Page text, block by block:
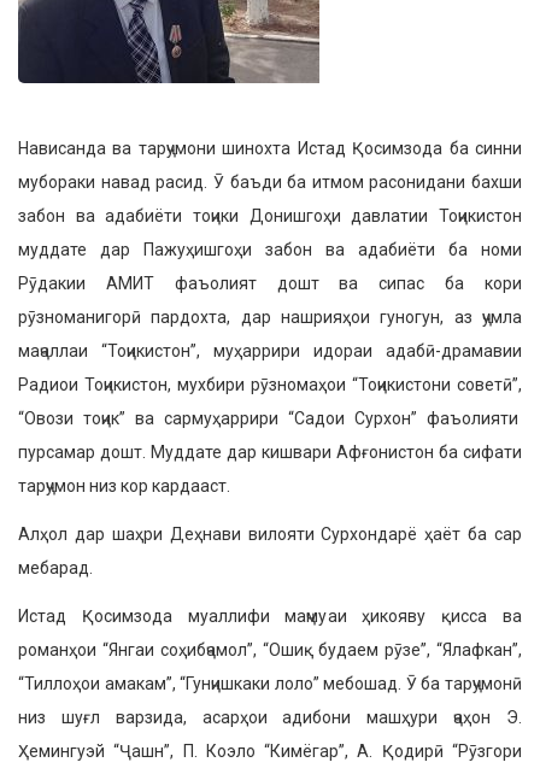
Нависанда ва тарҷумони шинохта Истад Қосимзода ба синни
мубораки навад расид. Ӯ баъди ба итмом расонидани бахши
забон ва адабиёти тоҷики Донишгоҳи давлатии Тоҷикистон
муддате дар Пажуҳишгоҳи забон ва адабиёти ба номи
Рӯдакии АМИТ фаъолият дошт ва сипас ба кори
рӯзноманигорӣ пардохта, дар нашрияҳои гуногун, аз ҷумла
маҷаллаи “Тоҷикистон”, муҳаррири идораи адабӣ-драмавии
Радиои Тоҷикистон, мухбири рӯзномаҳои “Тоҷикистони советӣ”,
“Овози тоҷик” ва сармуҳаррири “Садои Сурхон” фаъолияти
пурсамар дошт. Муддате дар кишвари Афғонистон ба сифати
тарҷумон низ кор кардааст.
Алҳол дар шаҳри Деҳнави вилояти Сурхондарё ҳаёт ба сар
мебарад.
Истад Қосимзода муаллифи маҷмуаи ҳикояву қисса ва
романҳои “Янгаи соҳибҷамол”, “Ошиқ будаем рӯзе”, “Ялафкан”,
“Тиллоҳои амакам”, “Гунҷишкаки лоло” мебошад. Ӯ ба тарҷумонӣ
низ шуғл варзида, асарҳои адибони машҳури ҷаҳон Э.
Ҳемингуэй “Ҷашн”, П. Коэло “Кимёгар”, А. Қодирӣ “Рӯзгори